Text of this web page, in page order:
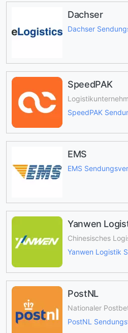
Dachser
Dachser
SpeedPAK
SpeedPAK
EMS
EMS
Yanwen
Chinesisches
Yanwen Logistik
PostNL
Nationaler
PostNL